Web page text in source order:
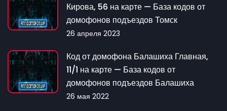
Кирова, 56 на карте — База кодов от
домофонов подъездов Томск
26 апреля 2023
Код от домофона Балашиха Главная,
11/1 на карте — База кодов от
домофонов подъездов Балашиха
26 мая 2022